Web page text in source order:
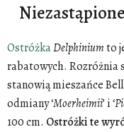
OstróżkaDelphiniumto
rabatowych. Rozróżnia
stanowią mieszańce
odmiany ‘Moerheimii’ i ‘
100 cm. Ostróżki te